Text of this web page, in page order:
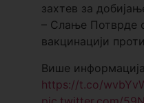
захтев за
– Слање Потврде
вакцинацији
Више
https://t.co/